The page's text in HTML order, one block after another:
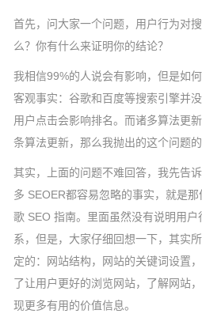
首先，问大家一个问题，用户行为对
么？你有什么来证明你的结论？
我相信99%的人说会有影响，但是如
客观事实：谷歌和百度等搜索引擎并
用户点击会影响排名。而诸多算法更
条算法更新，那么我抛出的这个问题
其实，上面的问题不难回答，我先告
多 SEOER都容易忽略的事实，就是
歌 SEO 指南。里面虽然没有说明用
系，但是，大家仔细回想一下，其实
定的：网站结构，网站的关键词设置
了让用户更好的浏览网站，了解网站
现更多有用的价值信息。